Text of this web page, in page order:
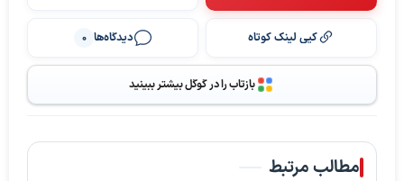
کپی لینک کوتاه دیدگاه‌ها 0
بازتاب را در گوگل بیشتر ببینید
مطالب مرتبط